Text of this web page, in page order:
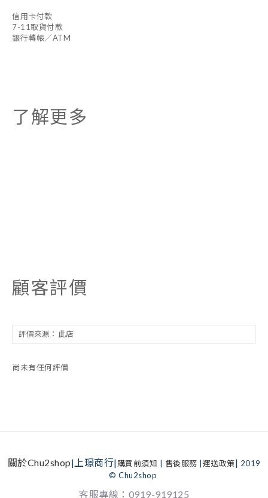
信用卡付款
7-11取貨付款
銀行轉帳／ATM
了解更多
顧客評價
尚未有任何評價
關於Chu2shop|上璟商行|購買前須知 售後服務 運送政策| 2019
© Chu2shop
客服專線：0919-919125